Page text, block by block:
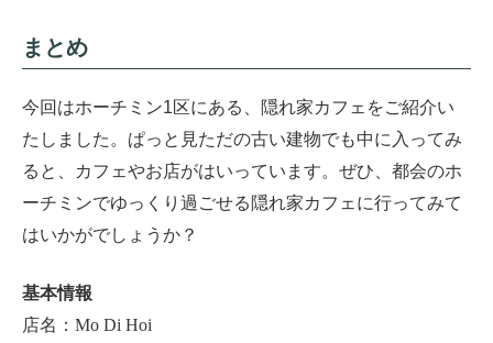
まとめ
今回はホーチミン1区にある、隠れ家カフェをご紹介い
たしました。ぱっと見ただの古い建物でも中に入ってみ
ると、カフェやお店がはいっています。ぜひ、都会のホ
ーチミンでゆっくり過ごせる隠れ家カフェに行ってみて
はいかがでしょうか？
基本情報
店名： Mo Di Hoi